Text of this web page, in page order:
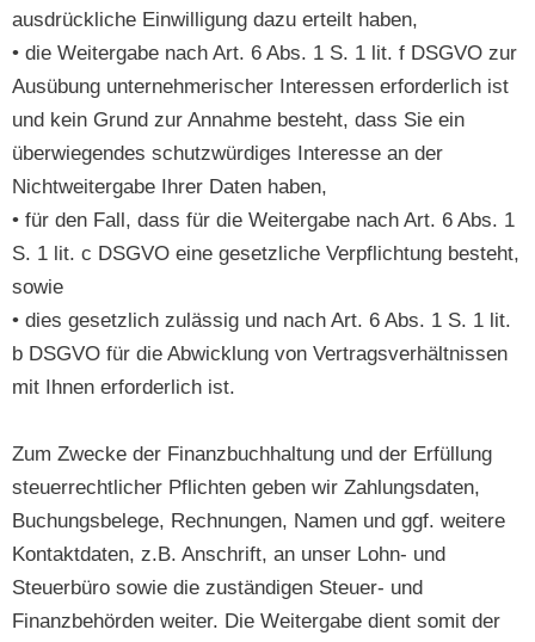
ausdrückliche Einwilligung dazu erteilt haben,
• die Weitergabe nach Art. 6 Abs. 1 S. 1 lit. f DSGVO zur
Ausübung unternehmerischer Interessen erforderlich ist
und kein Grund zur Annahme besteht, dass Sie ein
überwiegendes schutzwürdiges Interesse an der
Nichtweitergabe Ihrer Daten haben,
• für den Fall, dass für die Weitergabe nach Art. 6 Abs. 1
S. 1 lit. c DSGVO eine gesetzliche Verpflichtung besteht,
sowie
• dies gesetzlich zulässig und nach Art. 6 Abs. 1 S. 1 lit.
b DSGVO für die Abwicklung von Vertragsverhältnissen
mit Ihnen erforderlich ist.
Zum Zwecke der Finanzbuchhaltung und der Erfüllung
steuerrechtlicher Pflichten geben wir Zahlungsdaten,
Buchungsbelege, Rechnungen, Namen und ggf. weitere
Kontaktdaten, z.B. Anschrift, an unser Lohn- und
Steuerbüro sowie die zuständigen Steuer- und
Finanzbehörden weiter. Die Weitergabe dient somit der